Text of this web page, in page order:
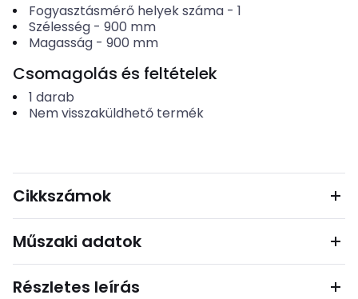
Fogyasztásmérő helyek száma- 1
Szélesség- 900 mm
Magasság- 900 mm
Csomagolás és feltételek
1 darab
Nem visszaküldhető termék
Cikkszámok
Műszaki adatok
Részletes leírás